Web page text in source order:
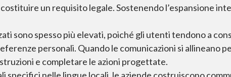
un requisito legale. Sostenendo l’espansione
sono spesso più elevati, poiché gli utenti tendono a
personali. Quando le comunicazioni si allineano
e completare le azioni progettate.